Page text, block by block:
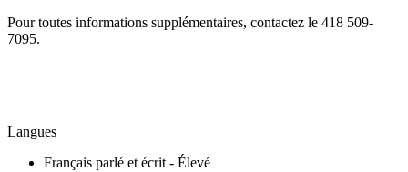
Pour toutes informations supplémentaires, contactez le 418 509-
7095.
Langues
Français parlé et écrit - Élevé